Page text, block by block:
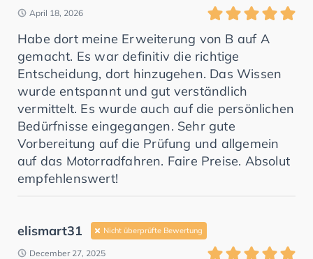
April 18, 2026
Habe dort meine Erweiterung von B auf A
gemacht. Es war definitiv die richtige
Entscheidung, dort hinzugehen. Das Wissen
wurde entspannt und gut verständlich
vermittelt. Es wurde auch auf die persönlichen
Bedürfnisse eingegangen. Sehr gute
Vorbereitung auf die Prüfung und allgemein
auf das Motorradfahren. Faire Preise. Absolut
empfehlenswert!
elismart31 Nicht überprüfte Bewertung
December 27, 2025